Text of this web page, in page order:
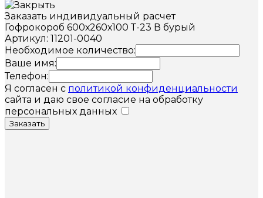
Заказать индивидуальный расчет
Гофрокороб 600х260х100 Т-23 В бурый
Артикул: 11201-0040
Необходимое количество:
Ваше имя:
Телефон:
Я согласен с политикой конфиденциальности
сайта и даю свое согласие на обработку
персональных данных
Заказать